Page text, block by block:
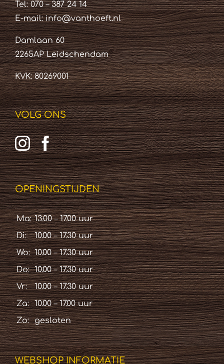
Tel: 070 – 387 24 14
E-mail:info@vanthoeft.nl
Damlaan 60
2265AP Leidschendam
KVK: 80269001
VOLG ONS
OPENINGSTIJDEN
Ma: 13.00 – 17.00 uur
Di:
10.00 – 17.30 uur
Wo: 10.00 – 17.30 uur
Do: 10.00 – 17.30 uur
Vr:
10.00 – 17.30 uur
Za:
10.00 – 17.00 uur
Zo:
gesloten
WEBSHOP INFORMATIE